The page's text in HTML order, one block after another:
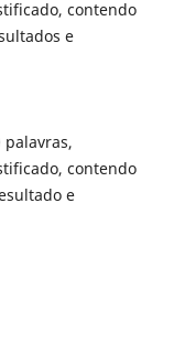
contendo
e
palavras,
contendo
e